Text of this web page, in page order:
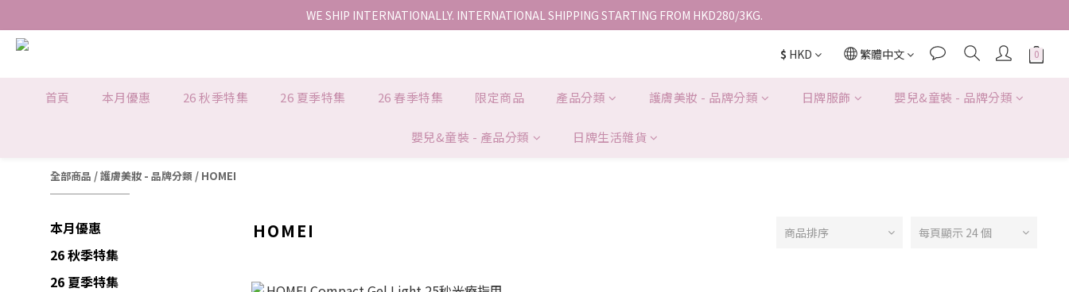
香港地區全店免運。免運費適用於香港順豐站、營業點或智能櫃取件。
WE SHIP INTERNATIONALLY. INTERNATIONAL SHIPPING STARTING FROM HKD280/3KG.
$ HKD 繁體中文
首頁 本月優惠 26 秋季特集 26 夏季特集 26 春季特集 限定商品 產品分類 護膚美妝 - 品牌分類 日牌服飾 嬰兒&童裝 - 品牌分類
嬰兒&童裝 - 產品分類 日牌生活雜貨
全部商品 /護膚美妝 - 品牌分類 / HOMEI
本月優惠
26 秋季特集
26 夏季特集
HOMEI 商品排序 每頁顯示 24 個